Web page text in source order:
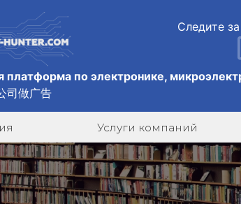
Следите
платформа по электронике,
司做广告
Услуги компаний